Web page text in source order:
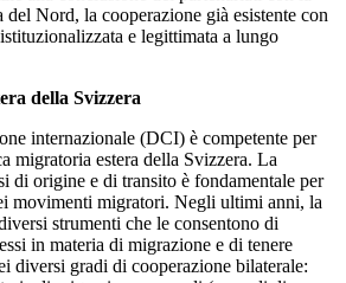
Nord, la cooperazione già esistente con
e legittimata a lungo
della Svizzera
internazionale (DCI) è competente per
migratoria estera della Svizzera. La
di origine e di transito è fondamentale per
movimenti migratori. Negli ultimi anni, la
strumenti che le consentono di
in materia di migrazione e di tenere
diversi gradi di cooperazione bilaterale: